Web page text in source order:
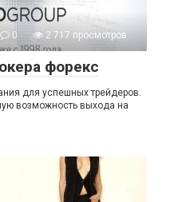
0 2 717 просмотров
форекс
для успешных трейдеров.
возможность выхода на